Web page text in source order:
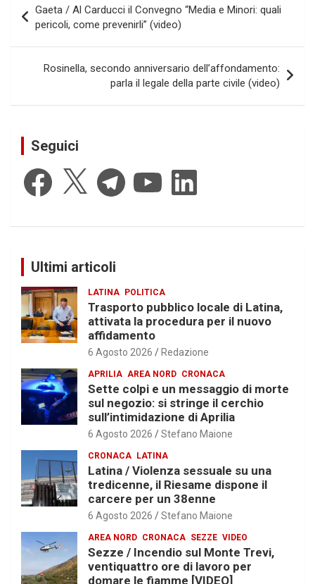
articoli
Gaeta / Al Carducci il Convegno “Media e Minori: quali
pericoli, come prevenirli” (video)
Rosinella, secondo anniversario dell’affondamento:
parla il legale della parte civile (video)
Seguici
Facebook Telegram YouTube LinkedIn
Ultimi articoli
LATINA POLITICA
Trasporto pubblico locale di Latina,
attivata la procedura per il nuovo
affidamento
6 Agosto 2026 Redazione
APRILIA AREA NORD CRONACA
Sette colpi e un messaggio di morte
sul negozio: si stringe il cerchio
sull’intimidazione di Aprilia
6 Agosto 2026 Stefano Maione
CRONACA LATINA
Latina / Violenza sessuale su una
tredicenne, il Riesame dispone il
carcere per un 38enne
6 Agosto 2026 Stefano Maione
AREA NORD CRONACA SEZZE VIDEO
Sezze / Incendio sul Monte Trevi,
ventiquattro ore di lavoro per
domare le fiamme [VIDEO]